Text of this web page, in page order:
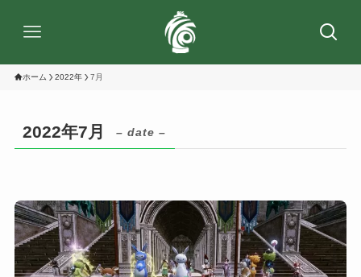
ホーム 2022年 7月
2022年7月 – date –